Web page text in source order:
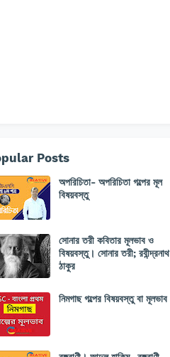
Posts
অপরিচিতা- অপরিচিতা গল্পের মূল
বিষয়বস্তু
সোনার তরী কবিতার মূলভাব ও
বিষয়বস্তু। সোনার তরী; রবীন্দ্রনাথ
ঠাকুর
নিমগাছ গল্পের বিষয়বস্তু বা মূলভাব